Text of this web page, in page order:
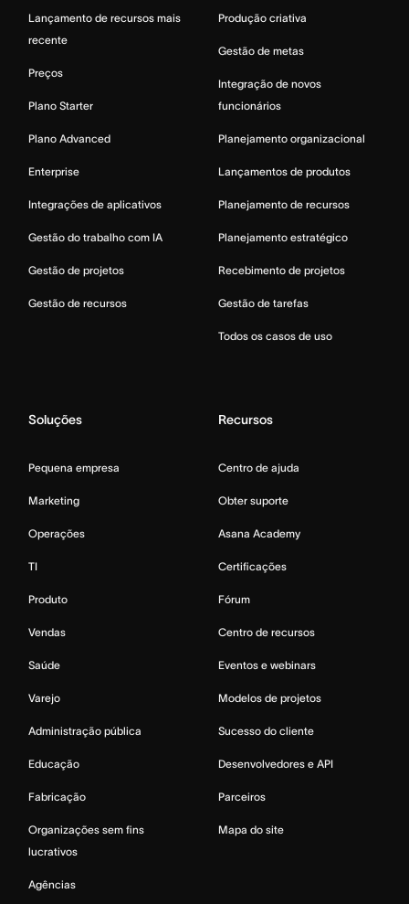
Lançamento de recursos mais
recente
Preços
Plano Starter
Plano Advanced
Enterprise
Integrações de aplicativos
Gestão do trabalho com IA
Gestão de projetos
Gestão de recursos
Produção criativa
Gestão de metas
Integração de novos
funcionários
Planejamento organizacional
Lançamentos de produtos
Planejamento de recursos
Planejamento estratégico
Recebimento de projetos
Gestão de tarefas
Todos os casos de uso
Soluções
Pequena empresa
Marketing
Operações
TI
Produto
Vendas
Saúde
Varejo
Administração pública
Educação
Fabricação
Organizações sem fins
lucrativos
Agências
Recursos
Centro de ajuda
Obter suporte
Asana Academy
Certificações
Fórum
Centro de recursos
Eventos e webinars
Modelos de projetos
Sucesso do cliente
Desenvolvedores e API
Parceiros
Mapa do site